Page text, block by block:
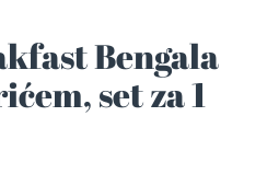
Bengala
set za 1